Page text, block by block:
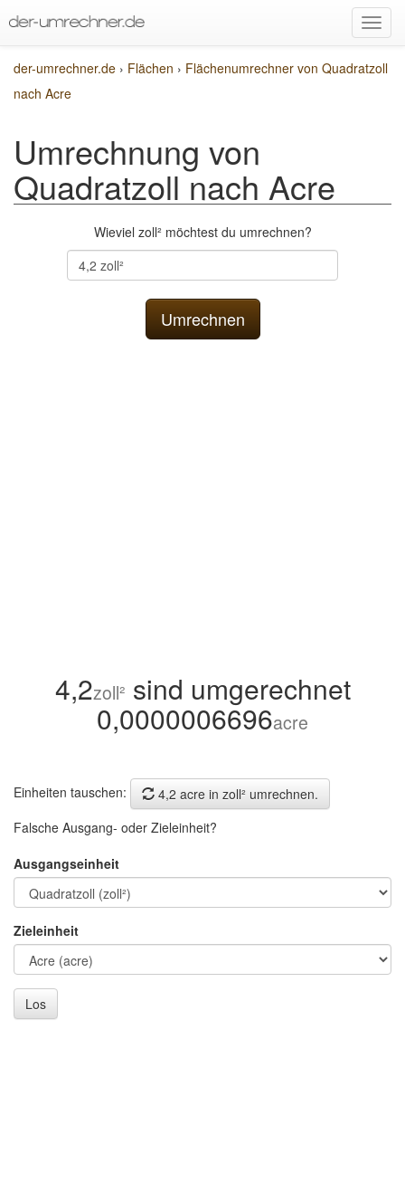
der-umrechner.de › Flächen › Flächenumrechner von Quadratzoll
nach Acre
Umrechnung von
Quadratzoll nach Acre
Wieviel zoll² möchtest du umrechnen?
4,2zoll² sind umgerechnet
0,0000006696acre
Einheiten tauschen:
4,2 acre in zoll² umrechnen.
Falsche Ausgang- oder Zieleinheit?
Ausgangseinheit
Zieleinheit
Los